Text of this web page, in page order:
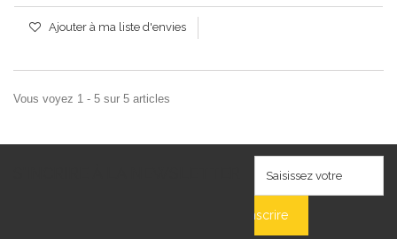
Ajouter à ma liste d'envies
Vous voyez 1 - 5 sur 5 articles
S'inscrire